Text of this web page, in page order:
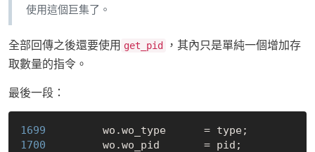
使用這個巨集了。
全部回傳之後還要使用 get_pid
，其內只是單純一個增加存
取數量的指令。
最後一段：
1699
1700